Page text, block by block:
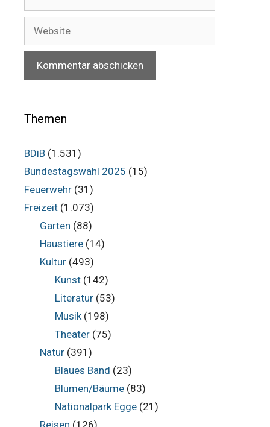
Adresse
Themen
BDiB (1.531)
Bundestagswahl 2025 (15)
Feuerwehr (31)
Freizeit (1.073)
Garten (88)
Haustiere(14)
Kultur(493)
Kunst (142)
Literatur (53)
Musik(198)
Theater (75)
Natur(391)
Blaues Band (23)
Blumen/Bäume (83)
Nationalpark Egge (21)
Reisen (126)